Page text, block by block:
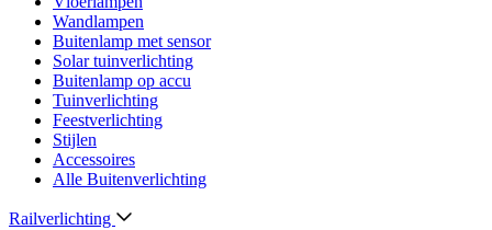
Wandlampen
Buitenlamp met sensor
Solar tuinverlichting
Buitenlamp op accu
Tuinverlichting
Feestverlichting
Stijlen
Accessoires
Alle Buitenverlichting
Railverlichting